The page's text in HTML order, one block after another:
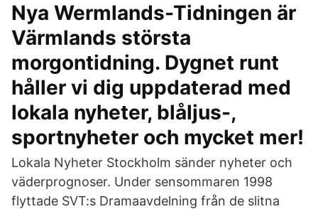
Nya Wermlands-Tidningen är
Värmlands största
morgontidning. Dygnet runt
håller vi dig uppdaterad med
lokala nyheter, blåljus-,
sportnyheter och mycket mer!
Lokala Nyheter Stockholm sänder nyheter och
väderprognoser. Under sensommaren 1998
flyttade SVT:s Dramaavdelning från de slitna